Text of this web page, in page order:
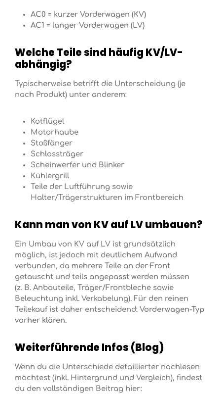
AC0 = kurzer Vorderwagen (KV)
AC1 = langer Vorderwagen (LV)
Welche Teile sind häufig KV/LV-
abhängig?
Typischerweise betrifft die Unterscheidung (je
nach Produkt) unter anderem:
Kotflügel
Motorhaube
Stoßfänger
Schlossträger
Scheinwerfer und Blinker
Kühlergrill
Teile der Luftführung sowie
Halter/Trägerstrukturen im Frontbereich
Kann man von KV auf LV umbauen?
Ein Umbau von KV auf LV ist grundsätzlich
möglich, ist jedoch mit deutlichem Aufwand
verbunden, da mehrere Teile an der Front
getauscht und teils angepasst werden müssen
(z. B. Anbauteile, Träger/Frontbleche sowie
Beleuchtung inkl. Verkabelung). Für den reinen
Teilekauf ist daher entscheidend: Vorderwagen-Typ
vorher klären.
Weiterführende Infos (Blog)
Wenn du die Unterschiede detaillierter nachlesen
möchtest (inkl. Hintergrund und Vergleich), findest
du den vollständigen Beitrag hier: